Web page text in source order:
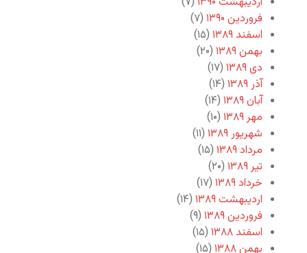
فروردین ۱۳۹۰
(۷)
اسفند ۱۳۸۹
(۱۵)
بهمن ۱۳۸۹
(۲۰)
دی ۱۳۸۹
(۱۷)
آذر ۱۳۸۹
(۱۴)
آبان ۱۳۸۹
(۱۴)
مهر ۱۳۸۹
(۱۰)
شهریور ۱۳۸۹
(۱۱)
مرداد ۱۳۸۹
(۱۵)
تیر ۱۳۸۹
(۲۰)
خرداد ۱۳۸۹
(۱۷)
اردیبهشت ۱۳۸۹
(۱۴)
فروردین ۱۳۸۹
(۹)
اسفند ۱۳۸۸
(۱۵)
بهمن ۱۳۸۸
(۱۵)